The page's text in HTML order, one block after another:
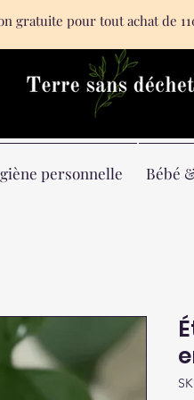
gratuite pour tout achat de
personnelle Bébé